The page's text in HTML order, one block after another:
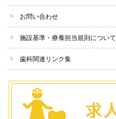
お問い合わせ
施設基準・療養担当規則について
歯科関連リンク集